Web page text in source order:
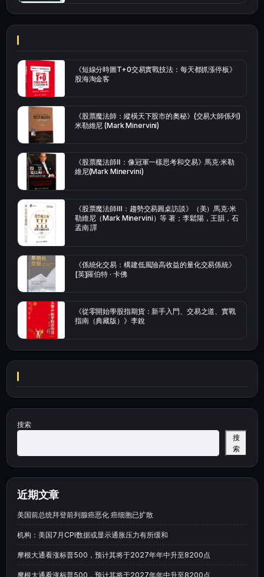
《短線分時圖T+0交易實戰技法：每天都抓漲停板》
股海淘金客
《股票魔法師：縱橫天下股市的奧秘》(交易大師係列)
米勒維尼 (Mark Minervini)
《股票魔法師Ⅱ：像冠軍一樣思考和交易》馬克·米勒
維尼(Mark Minervini)
《股票魔法師Ⅲ：趨勢交易圓桌訪談》（美）馬克·米
勒維尼（Mark Minervini）等 著；李鬆陽，王韻，石
孟南 譯
《係統化交易：構建低風險高收益的量化交易係統》
[英]羅伯特 · 卡佛
《從零開始學股指期貨：新手入門、交易之道、實戰
指南（典藏版）》李銳
搜索
搜
索
近期文章
美国前总统拜登前列腺癌恶化 癌细胞已扩散
机构：美国7月CPI数据或显示通胀压力有所缓和
摩根大通看涨标普500，预计其将于2027年年中升至8200点
摩根大通看涨标普500，预计其将于2027年年中升至8200点